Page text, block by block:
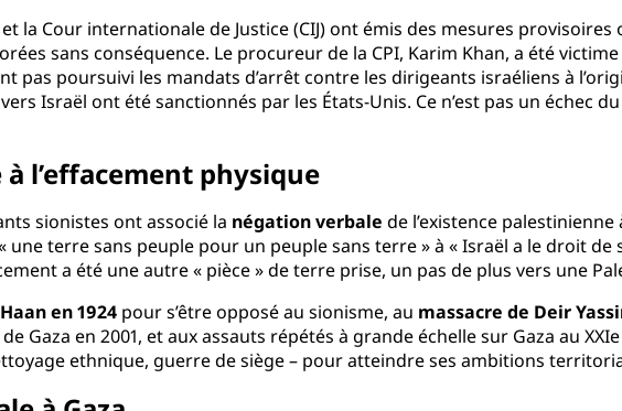
la Cour internationale de Justice (CIJ) ont émis des mesures
sans conséquence. Le procureur de la CPI, Karim Khan, a été
pas poursuivi les mandats d’arrêt contre les dirigeants israéliens à
Israël ont été sanctionnés par les États-Unis. Ce n’est pas un échec
l’effacement physique
sionistes ont associé la négation verbale de l’existence palestinienne
terre sans peuple pour un peuple sans terre » à « Israël a le droit de
a été une autre « pièce » de terre prise, un pas de plus vers une
en 1924 pour s’être opposé au sionisme, au massacre de Deir
Gaza en 2001, et aux assauts répétés à grande échelle sur Gaza au
ethnique, guerre de siège – pour atteindre ses ambitions